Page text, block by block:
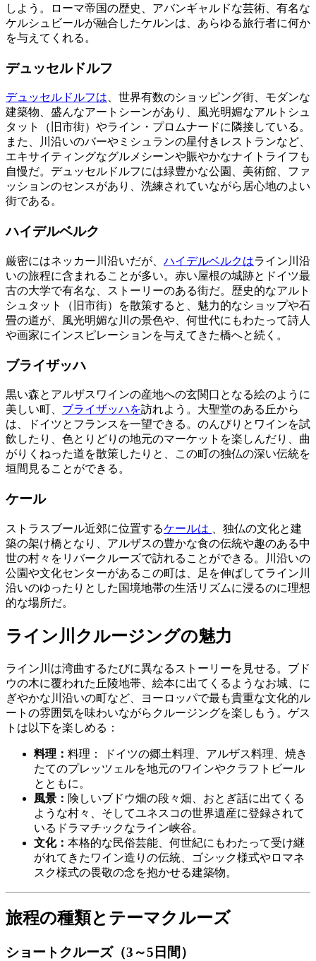
しよう。ローマ帝国の歴史、アバンギャルドな芸術、有名な
ケルシュビールが融合したケルンは、あらゆる旅行者に何か
を与えてくれる。
デュッセルドルフ
デュッセルドルフは 、世界有数のショッピング街、モダンな
建築物、盛んなアートシーンがあり、風光明媚なアルトシュ
タット（旧市街）やライン・プロムナードに隣接している。
また、川沿いのバーやミシュランの星付きレストランなど、
エキサイティングなグルメシーンや賑やかなナイトライフも
自慢だ。デュッセルドルフには緑豊かな公園、美術館、ファ
ッションのセンスがあり、洗練されていながら居心地のよい
街である。
ハイデルベルク
厳密にはネッカー川沿いだが、 ハイデルベルクはライン川沿
いの旅程に含まれることが多い。赤い屋根の城跡とドイツ最
古の大学で有名な、ストーリーのある街だ。歴史的なアルト
シュタット（旧市街）を散策すると、魅力的なショップや石
畳の道が、風光明媚な川の景色や、何世代にもわたって詩人
や画家にインスピレーションを与えてきた橋へと続く。
ブライザッハ
黒い森とアルザスワインの産地への玄関口となる絵のように
美しい町、 ブライザッハを訪れよう。大聖堂のある丘から
は、ドイツとフランスを一望できる。のんびりとワインを試
飲したり、色とりどりの地元のマーケットを楽しんだり、曲
がりくねった道を散策したりと、この町の独仏の深い伝統を
垣間見ることができる。
ケール
ストラスブール近郊に位置するケールは
、独仏の文化と建
築の架け橋となり、アルザスの豊かな食の伝統や趣のある中
世の村々をリバークルーズで訪れることができる。川沿いの
公園や文化センターがあるこの町は、足を伸ばしてライン川
沿いのゆったりとした国境地帯の生活リズムに浸るのに理想
的な場所だ。
ライン川クルージングの魅力
ライン川は湾曲するたびに異なるストーリーを見せる。ブド
ウの木に覆われた丘陵地帯、絵本に出てくるようなお城、に
ぎやかな川沿いの町など、ヨーロッパで最も貴重な文化的ル
ートの雰囲気を味わいながらクルージングを楽しもう。ゲス
トは以下を楽しめる：
料理： 料理： ドイツの郷土料理、アルザス料理、焼き
たてのプレッツェルを地元のワインやクラフトビール
とともに。
風景： 険しいブドウ畑の段々畑、おとぎ話に出てくる
ような村々、そしてユネスコの世界遺産に登録されて
いるドラマチックなライン峡谷。
文化： 本格的な民俗芸能、何世紀にもわたって受け継
がれてきたワイン造りの伝統、ゴシック様式やロマネ
スク様式の畏敬の念を抱かせる建築物。
旅程の種類とテーマクルーズ
ショートクルーズ（3～5日間）